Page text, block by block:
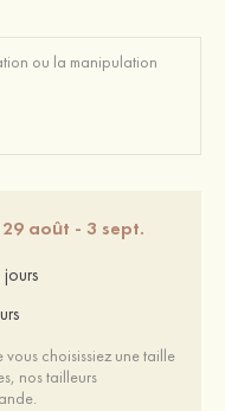
29 août - 3 sept.
jours
choisissiez une taille
nos tailleurs